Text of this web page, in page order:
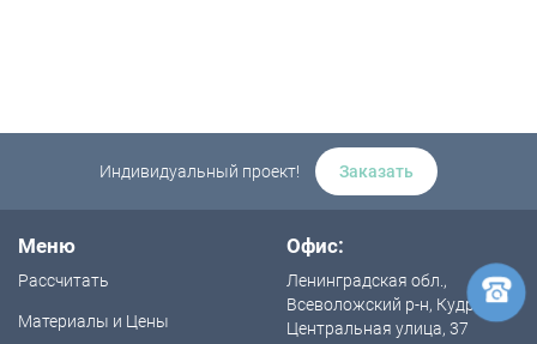
Индивидуальный проект! Заказать
Меню
Рассчитать
Материалы и Цены
Офис:
Ленинградская обл.,
Всеволожский р-н, Кудрово,
Центральная улица, 37